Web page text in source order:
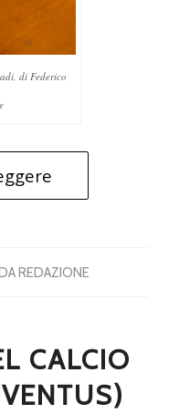
di Federico
DA REDAZIONE
CALCIO